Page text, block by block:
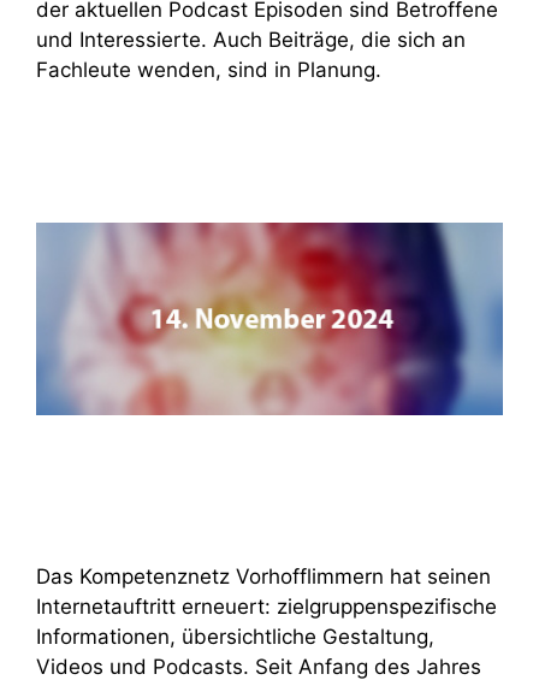
der aktuellen Podcast Episoden sind Betroffene
und Interessierte. Auch Beiträge, die sich an
Fachleute wenden, sind in Planung.
Das Kompetenznetz Vorhofflimmern hat seinen
Internetauftritt erneuert: zielgruppenspezifische
Informationen, übersichtliche Gestaltung,
Videos und Podcasts. Seit Anfang des Jahres